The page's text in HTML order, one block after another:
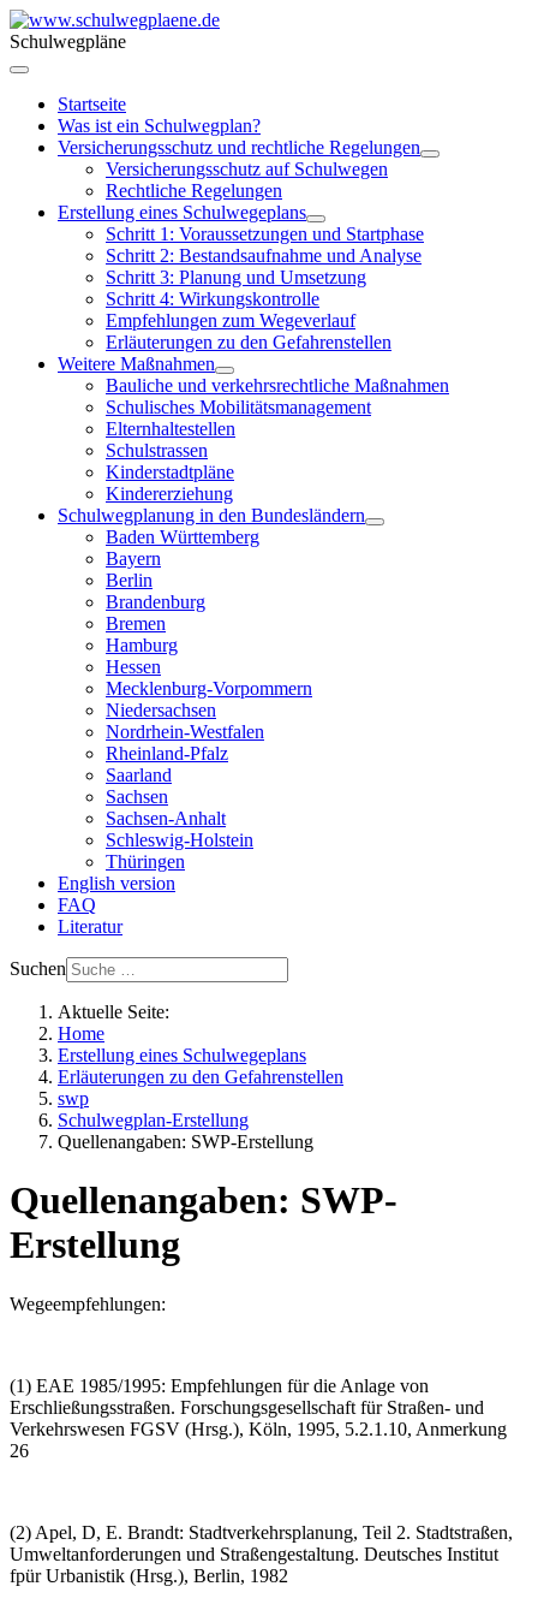
Schulwegpläne
Startseite
Was ist ein Schulwegplan?
Versicherungsschutz und rechtliche Regelungen
Versicherungsschutz auf Schulwegen
Rechtliche Regelungen
Erstellung eines Schulwegeplans
Schritt 1: Voraussetzungen und Startphase
Schritt 2: Bestandsaufnahme und Analyse
Schritt 3: Planung und Umsetzung
Schritt 4: Wirkungskontrolle
Empfehlungen zum Wegeverlauf
Erläuterungen zu den Gefahrenstellen
Weitere Maßnahmen
Bauliche und verkehrsrechtliche Maßnahmen
Schulisches Mobilitätsmanagement
Elternhaltestellen
Schulstrassen
Kinderstadtpläne
Kindererziehung
Schulwegplanung in den Bundesländern
Baden Württemberg
Bayern
Berlin
Brandenburg
Bremen
Hamburg
Hessen
Mecklenburg-Vorpommern
Niedersachsen
Nordrhein-Westfalen
Rheinland-Pfalz
Saarland
Sachsen
Sachsen-Anhalt
Schleswig-Holstein
Thüringen
English version
FAQ
Literatur
Suchen
Aktuelle Seite:
Home
Erstellung eines Schulwegeplans
Erläuterungen zu den Gefahrenstellen
swp
Schulwegplan-Erstellung
Quellenangaben: SWP-Erstellung
Quellenangaben: SWP-
Erstellung
Wegeempfehlungen:
(1) EAE 1985/1995: Empfehlungen für die Anlage von
Erschließungsstraßen. Forschungsgesellschaft für Straßen- und
Verkehrswesen FGSV (Hrsg.), Köln, 1995, 5.2.1.10, Anmerkung
26
(2) Apel, D, E. Brandt: Stadtverkehrsplanung, Teil 2. Stadtstraßen,
Umweltanforderungen und Straßengestaltung. Deutsches Institut
fpür Urbanistik (Hrsg.), Berlin, 1982